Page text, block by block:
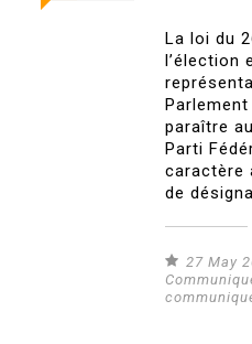
La loi du
l’élection
paraître
Parti
caractère
de
27 May